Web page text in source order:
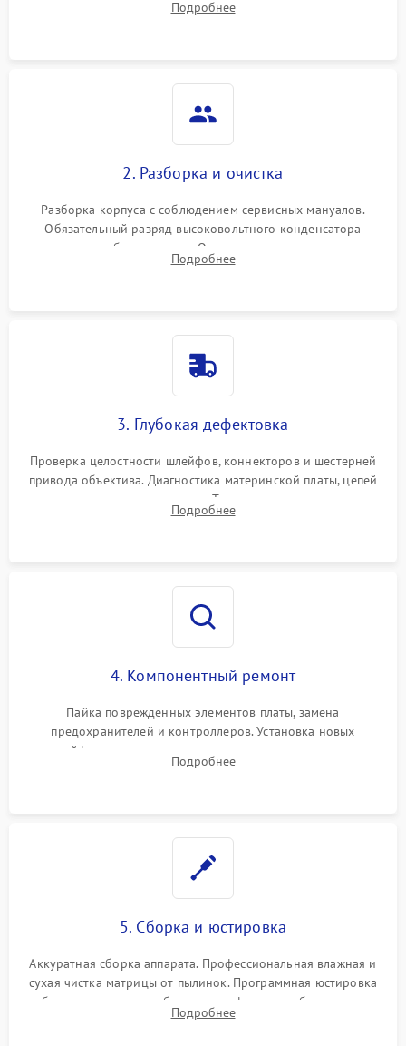
матрицы и затвора, проверка работы автофокуса и вспышки.
Подробнее
2. Разборка и очистка
Разборка корпуса с соблюдением сервисных мануалов.
Обязательный разряд высоковольтного конденсатора
вспышки для безопасности. Очистка внутренних узлов от
пыли, песка и следов влаги с помощью спецсредств.
Подробнее
3. Глубокая дефектовка
Проверка целостности шлейфов, коннекторов и шестерней
привода объектива. Диагностика материнской платы, цепей
питания и картоприемника. Тестирование механизма
затвора и блока внутрикамерной стабилизации.
Подробнее
4. Компонентный ремонт
Пайка поврежденных элементов платы, замена
предохранителей и контроллеров. Установка новых
шлейфов, дисплея, механизма затвора или двигателя
автофокуса. Восстановление геометрии тубуса объектива
Подробнее
5. Сборка и юстировка
Аккуратная сборка аппарата. Профессиональная влажная и
сухая чистка матрицы от пылинок. Программная юстировка
рабочего отрезка, калибровка автофокуса, стабилизатора и
экспозамера с помощью сервисного ПО.
Подробнее